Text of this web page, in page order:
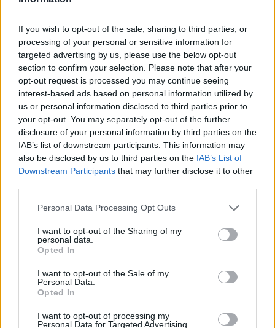
If you wish to opt-out of the sale, sharing to third parties, or
processing of your personal or sensitive information for
targeted advertising by us, please use the below opt-out
section to confirm your selection. Please note that after your
opt-out request is processed you may continue seeing
interest-based ads based on personal information utilized by
us or personal information disclosed to third parties prior to
your opt-out. You may separately opt-out of the further
disclosure of your personal information by third parties on the
IAB’s list of downstream participants. This information may
also be disclosed by us to third parties on the IAB’s List of
Downstream Participants that may further disclose it to other
Personal Data Processing Opt Outs
I want to opt-out of the Sharing of my
personal data.
Opted In
I want to opt-out of the Sale of my
Personal Data.
Opted In
I want to opt-out of processing my
Personal Data for Targeted Advertising.
qeverinë: “Nesër më shumë”,
kërkohet largimi i Ramës
Esim for Global
Esim for USA | Esim for Italy Esim for Spain|Esim